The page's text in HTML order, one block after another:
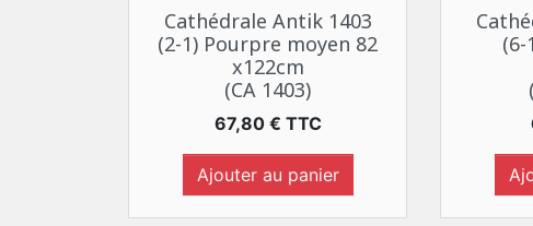
 Aperçu rapide
Cathédrale Antik 1403
(2-1) Pourpre moyen 82
x122cm
(CA 1403)
Prix
67,80 € TTC
Ajouter au panier
